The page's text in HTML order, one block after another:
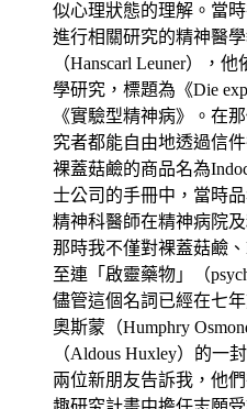
似心理狀態的理解。當
進行相關研究的精神醫
（Hanscarl Leuner），
學研究，標題為《Die
《實驗型精神病》。在
究者都能自由地透過信
裸蓋菇鹼的商品名為
士公司的手冊中，當時
精神科醫師在精神病院
那時我不僅對裸蓋菇鹼
至連「啟靈藥物」（
儘管這個名詞已經在七
奧斯蒙（Humphry
（Aldous Huxley）的一
兩位新朋友告訴我，他